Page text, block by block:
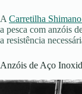
ACarretilha
a pesca com anzóis
a resistência
Anzóis de Aço